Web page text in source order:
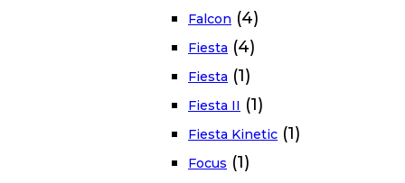
Falcon (4)
Fiesta (4)
Fiesta (1)
Fiesta II (1)
Fiesta Kinetic (1)
Focus (1)